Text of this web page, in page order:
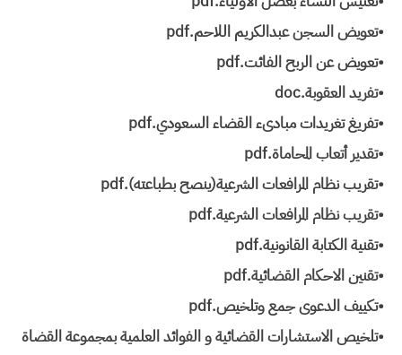
•تعويض السجن عبدالكريم اللاحم.pdf
•تعويض عن الربح الفائت.pdf
•تفريد العقوبة.doc
•تفريغ تغريدات مبادىء القضاء السعودي.pdf
•تقدير أتعاب المحاماة.pdf
•تقريب نظام المرافعات الشرعية(ينصح بطباعته).pdf
•تقريب نظام المرافعات الشرعية.pdf
•تقنية الكتابة القانونية.pdf
•تقنين الاحكام القضائية.pdf
•تكييف الدعوى جمع وتلخيص.pdf
•تلخيص الاستشارات القضائية و الفوائد العلمية بمجموعة القضاة